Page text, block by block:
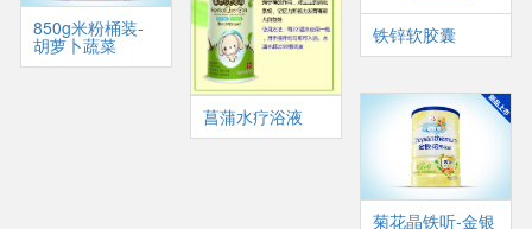
850g米粉桶装-
胡萝卜蔬菜
菖蒲水疗浴液
铁锌软胶囊
菊花晶铁听-金银